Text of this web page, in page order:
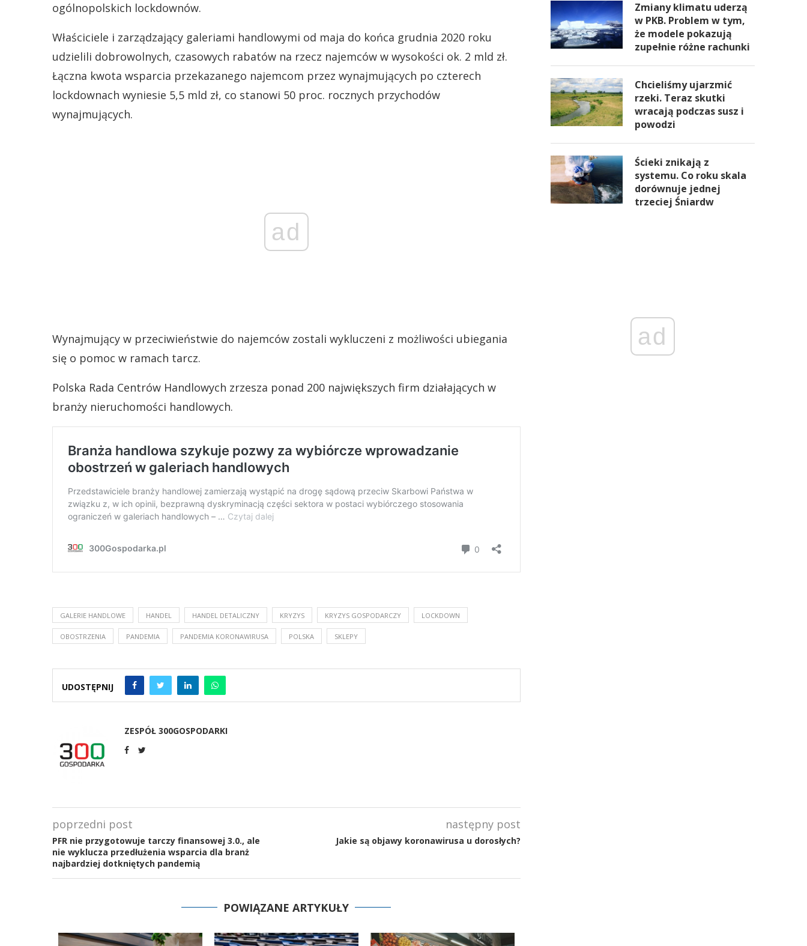
ogólnopolskich lockdownów.
Właściciele i zarządzający galeriami handlowymi od maja do końca grudnia 2020 roku
udzielili dobrowolnych, czasowych rabatów na rzecz najemców w wysokości ok. 2 mld zł.
Łączna kwota wsparcia przekazanego najemcom przez wynajmujących po czterech
lockdownach wyniesie 5,5 mld zł, co stanowi 50 proc. rocznych przychodów
wynajmujących.
ad
Wynajmujący w przeciwieństwie do najemców zostali wykluczeni z możliwości ubiegania
się o pomoc w ramach tarcz.
Polska Rada Centrów Handlowych zrzesza ponad 200 największych firm działających w
branży nieruchomości handlowych.
GALERIE HANDLOWE HANDEL HANDEL DETALICZNY KRYZYS KRYZYS GOSPODARCZY LOCKDOWN
OBOSTRZENIA PANDEMIA PANDEMIA KORONAWIRUSA POLSKA SKLEPY
UDOSTĘPNIJ
ZESPÓŁ 300GOSPODARKI
poprzedni post
PFR nie przygotowuje tarczy finansowej 3.0., ale
nie wyklucza przedłużenia wsparcia dla branż
najbardziej dotkniętych pandemią
następny post
Jakie są objawy koronawirusa u dorosłych?
POWIĄZANE ARTYKUŁY
Zmiany klimatu uderzą
w PKB. Problem w tym,
że modele pokazują
zupełnie różne rachunki
Chcieliśmy ujarzmić
rzeki. Teraz skutki
wracają podczas susz i
powodzi
Ścieki znikają z
systemu. Co roku skala
dorównuje jednej
trzeciej Śniardw
ad